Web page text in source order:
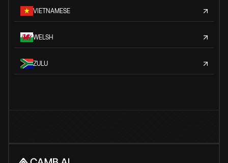
VIETNAMESE
WELSH
ZULU